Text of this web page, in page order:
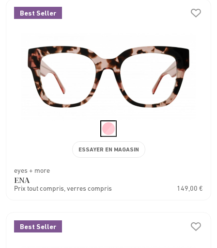
Best Seller
eyes + more
ENA
Prix tout compris, verres compris 149,00 €
ESSAYER EN MAGASIN
Best Seller